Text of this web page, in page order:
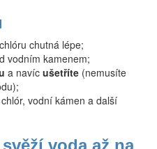
chutná lépe;
vodním kamenem;
a navíc ušetříte (nemusíte
vodní kámen a další